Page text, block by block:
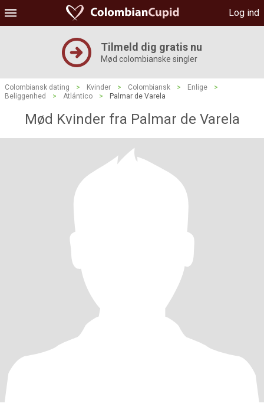
Log ind
Tilmeld dig gratis nu
Mød colombianske singler
Colombiansk dating > Kvinder > Colombiansk > Enlige
>
Beliggenhed
> Atlántico > Palmar de Varela
Mød Kvinder fra Palmar de Varela